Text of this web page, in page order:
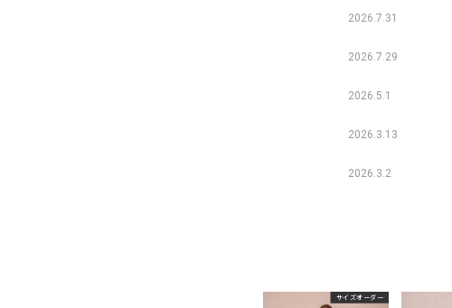
2026.7.31
2026.7.29
2026.5.1
2026.3.13
2026.3.2
サイズオーダー